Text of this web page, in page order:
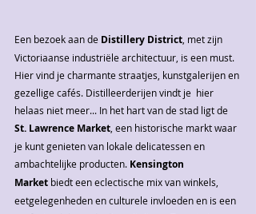
Een bezoek aan de Distillery District, met zijn
Victoriaanse industriële architectuur, is een must.
Hier vind je charmante straatjes, kunstgalerijen en
gezellige cafés. Distilleerderijen vindt je  hier
helaas niet meer... In het hart van de stad ligt de
St. Lawrence Market, een historische markt waar
je kunt genieten van lokale delicatessen en
ambachtelijke producten. Kensington
Market biedt een eclectische mix van winkels,
eetgelegenheden en culturele invloeden en is een